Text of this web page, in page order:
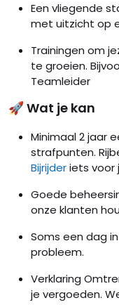
Een vliegende
met uitzicht op
Trainingen om
te groeien.
Teamleider
🚀 Wat je kan
Minimaal 2 jaar
strafpunten.
Bijrijderiets voor
Goede
onze klanten
Soms een dag
probleem.
Verklaring
je vergoeden.